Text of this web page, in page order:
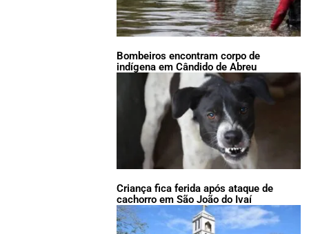
Bombeiros encontram corpo de
indígena em Cândido de Abreu
Criança fica ferida após ataque de
cachorro em São João do Ivaí